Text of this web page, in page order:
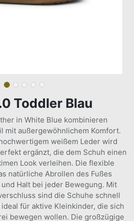
Toddler Blau
in White Blue kombinieren
mit außergewöhnlichem Komfort.
weißem Leder wird
ergänzt, die dem Schuh einen
Look verleihen. Die flexible
natürliche Abrollen des Fußes
Halt bei jeder Bewegung. Mit
sind die Schuhe schnell
für aktive Kleinkinder, die sich
bewegen wollen. Die großzügige